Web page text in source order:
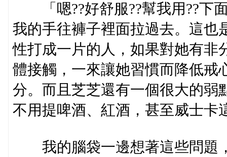
「嗯??好舒服??幫我用??下
我的手往褲子裡面拉過去。這也
性打成一片的人，如果對她有非
體接觸，一來讓她習慣而降低戒
分。而且芝芝還有一個很大的弱
不用提啤酒、紅酒，甚至威士卡
我的腦袋一邊想著這些問題